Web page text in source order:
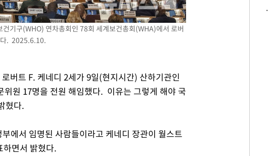
기구(WHO) 연차총회인 78회 세계보건총회(WHA)에서 로버
다. 2025.6.10.
버트 F. 케네디 2세가 9일(현지시간) 산하기관인
원 17명을 전원 해임했다. 이유는 그렇게 해야 국
혔다.
에서 임명된 사람들이라고 케네디 장관이 월스트
하면서 밝혔다.